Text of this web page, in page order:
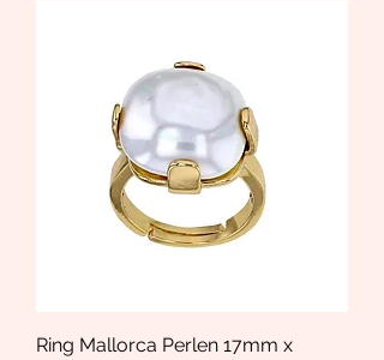
Ring Mallorca Perlen 17mm x